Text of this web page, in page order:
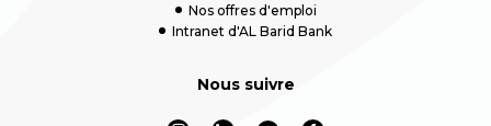
Nos offres d'emploi
Intranet d'AL Barid Bank
Nous suivre